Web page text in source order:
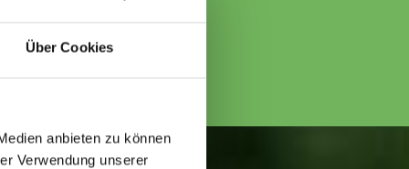
Über Cookies
anbieten zu können
Verwendung unserer